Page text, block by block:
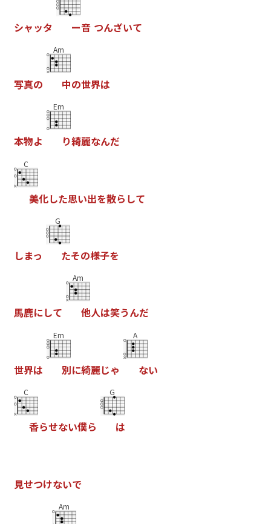
シャッタ ー音 つんざいて
写真の
Am
中の世界は
本物よ
Em
り綺麗なんだ
C
美化した思い出を散ら して
しまっ
G
たその様子を
馬鹿にして
Am
他人は笑うんだ
世界は
Em
別に綺麗じゃ
A
ない
C
香らせない僕ら
G
は
見せつけないで
Am